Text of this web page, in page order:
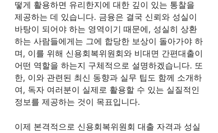
떻게 활용하면 유리한지에 대한 깊이 있는 통찰을
제공하는 데 있습니다. 금융은 결국 신뢰와 성실이
바탕이 되어야 하는 영역이기 때문에, 성실히 상환
하는 사람들에게는 그에 합당한 보상이 돌아가야 하
며, 이를 위해 신용회복위원회와 비대면 간편대출이
어떤 역할을 하는지 구체적으로 설명하겠습니다. 또
한, 이와 관련된 최신 동향과 실무 팁도 함께 소개하
여, 독자 여러분이 실제로 활용할 수 있는 실질적인
정보를 제공하는 것이 목표입니다.
이제 본격적으로 신용회복위원회 대출 자격과 성실